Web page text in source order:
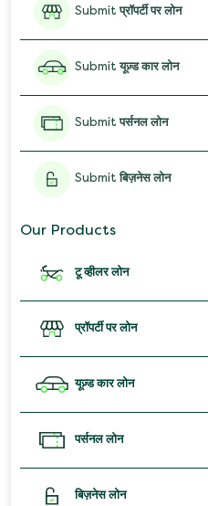
Submitप्रॉपर्टी पर लोन
Submitयूज़्ड कार लोन
Submitपर्सनल लोन
Submitबिज़नेस लोन
Our Products
टू व्हीलर लोन
प्रॉपर्टी पर लोन
यूज़्ड कार लोन
पर्सनल लोन
बिज़नेस लोन